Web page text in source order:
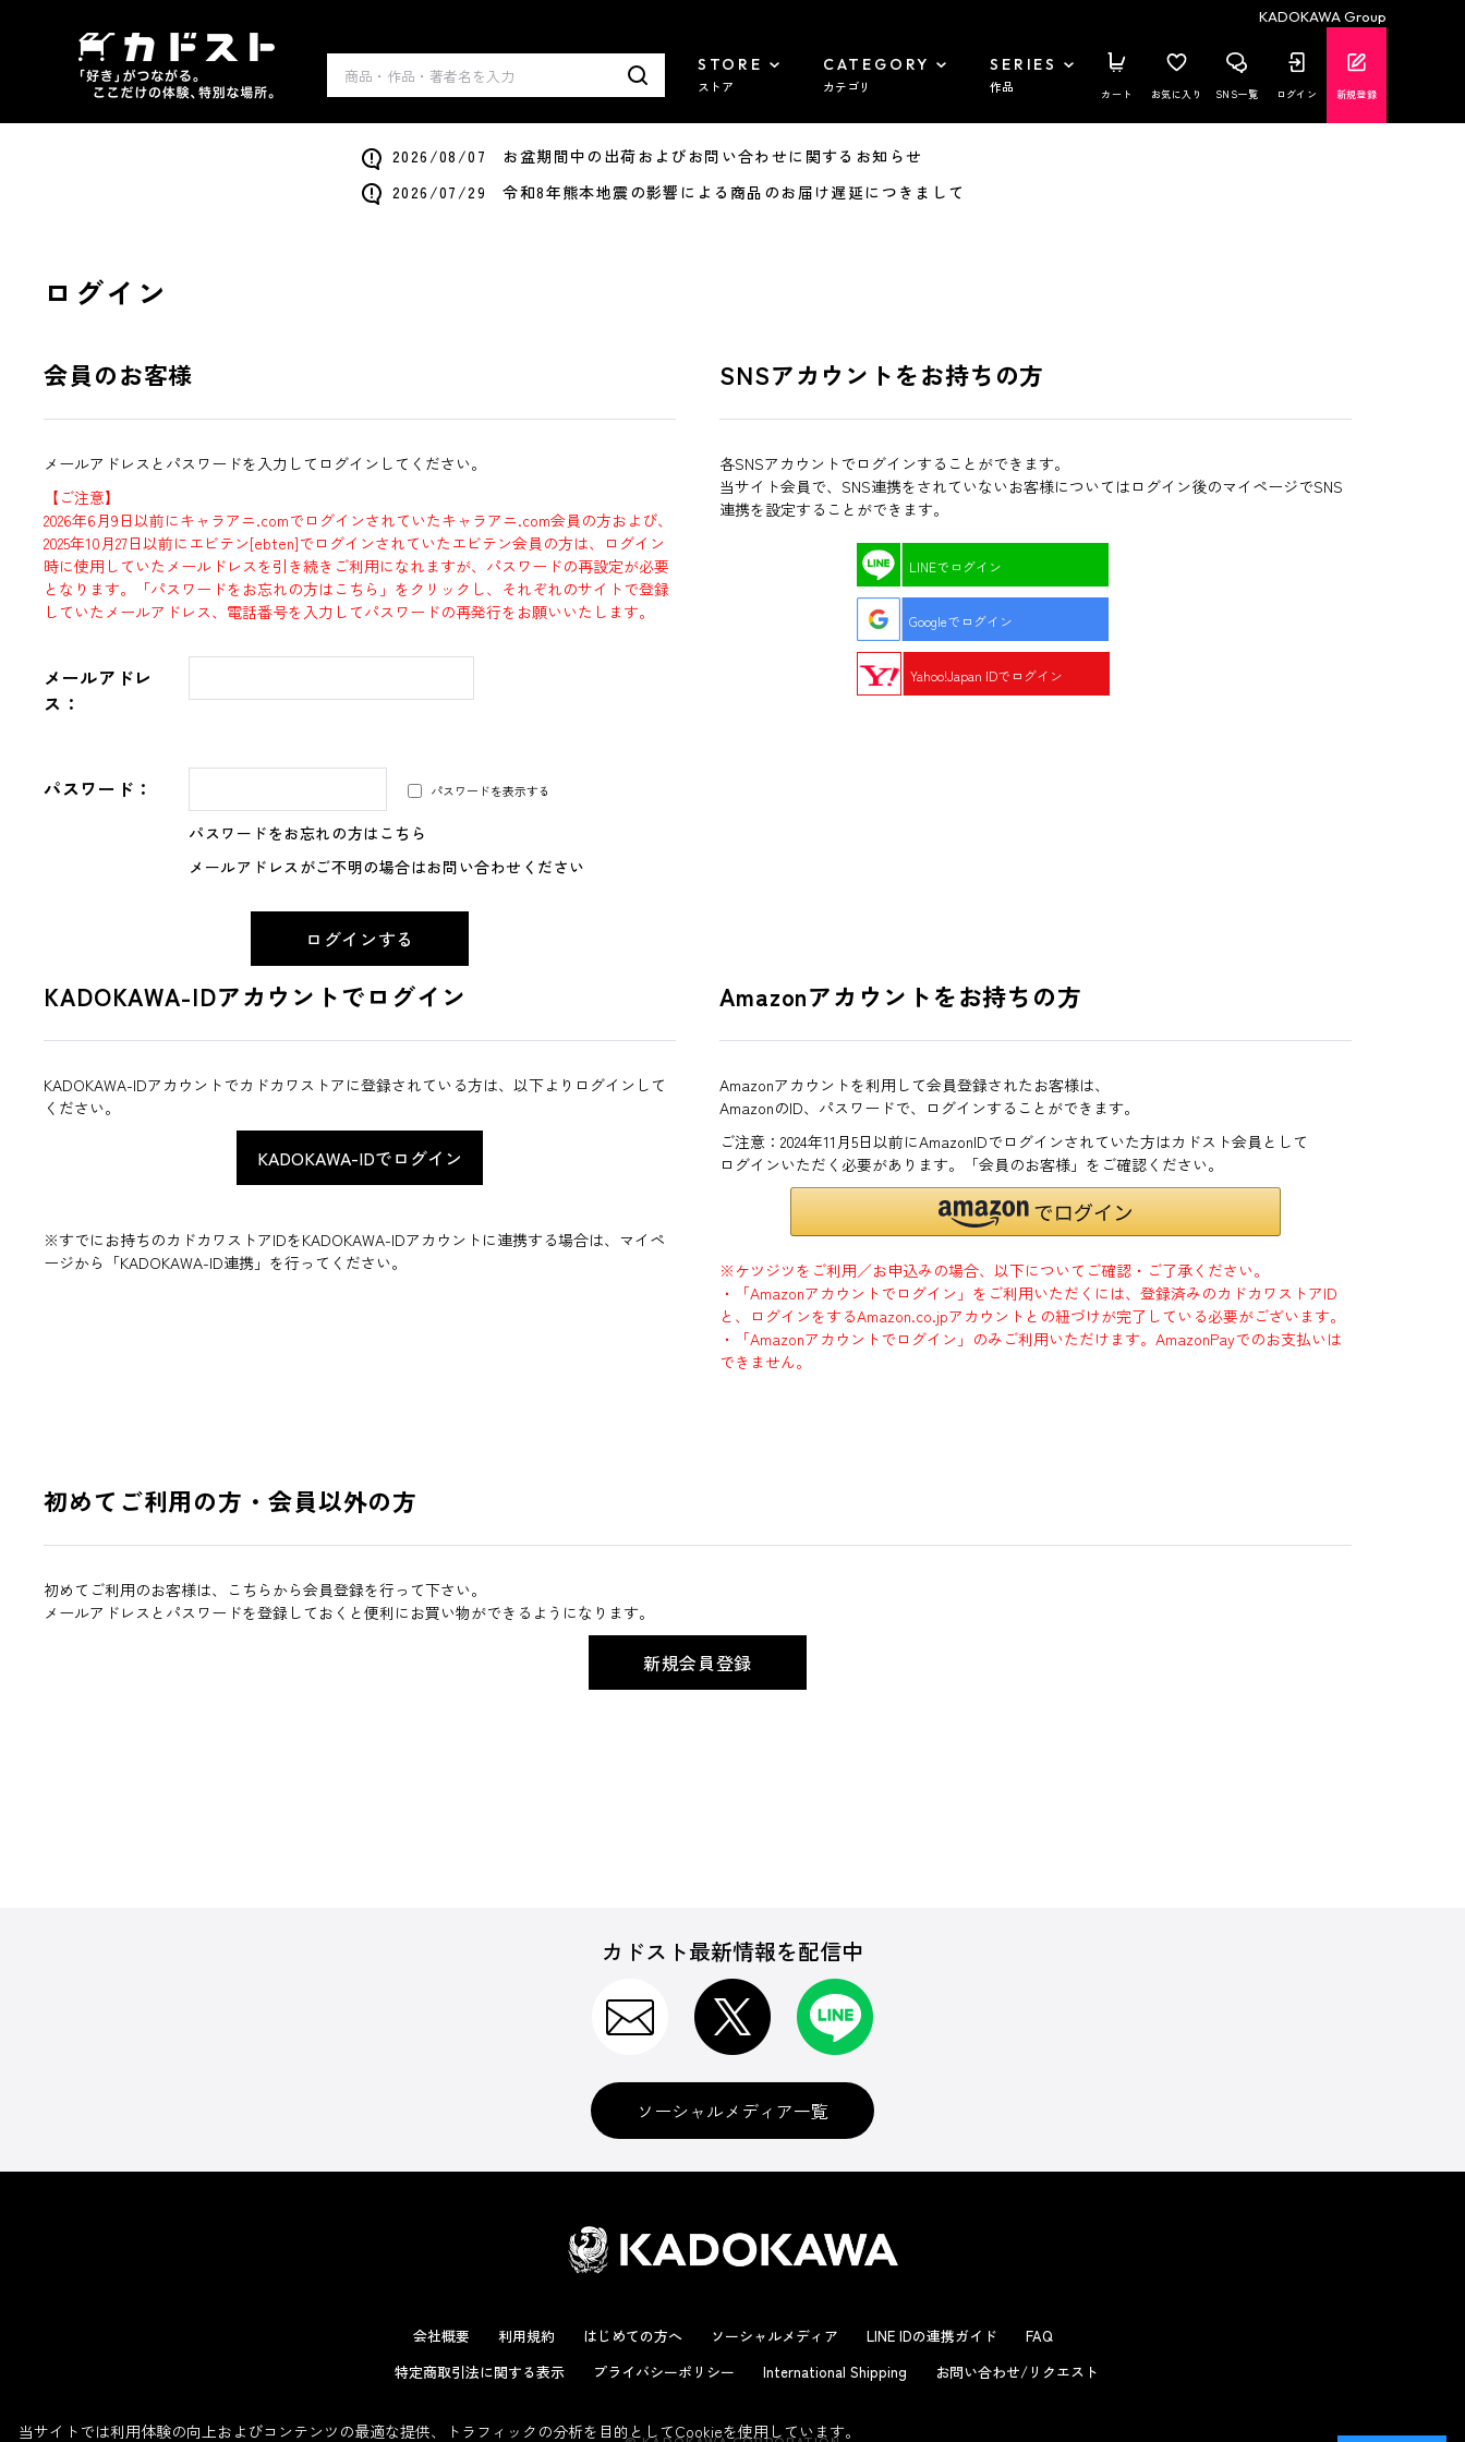
KADOKAWA Group
STORE
ストア
CATEGORY
カテゴリ
SERIES
作品 カート お気に入り SNS一覧 ログイン 新規登録
2026/08/07 お盆期間中の出荷およびお問い合わせに関するお知らせ
2026/07/29 令和8年熊本地震の影響による商品のお届け遅延につきまして
ログイン
会員のお客様
メールアドレスとパスワードを入力してログインしてください。
【ご注意】
2026年6月9日以前にキャラアニ.comでログインされていたキャラアニ.com会員の方および、
2025年10月27日以前にエビテン[ebten]でログインされていたエビテン会員の方は、ログイン
時に使用していたメールドレスを引き続きご利用になれますが、パスワードの再設定が必要
となります。「パスワードをお忘れの方はこちら」をクリックし、それぞれのサイトで登録
していたメールアドレス、電話番号を入力してパスワードの再発行をお願いいたします。
メールアドレ
ス：
パスワード： パスワードを表示する
パスワードをお忘れの方はこちら
メールアドレスがご不明の場合はお問い合わせください
KADOKAWA-IDアカウントでログイン
KADOKAWA-IDアカウントでカドカワストアに登録されている方は、以下よりログインして
ください。
※すでにお持ちのカドカワストアIDをKADOKAWA-IDアカウントに連携する場合は、マイペ
ージから「KADOKAWA-ID連携」を行ってください。
SNSアカウントをお持ちの方
各SNSアカウントでログインすることができます。
当サイト会員で、SNS連携をされていないお客様についてはログイン後のマイページでSNS
連携を設定することができます。
LINEでログイン
Googleでログイン
Yahoo!Japan IDでログイン
Amazonアカウントをお持ちの方
Amazonアカウントを利用して会員登録されたお客様は、
AmazonのID、パスワードで、ログインすることができます。
ご注意：2024年11月5日以前にAmazonIDでログインされていた方はカドスト会員として
ログインいただく必要があります。「会員のお客様」をご確認ください。
※ケツジツをご利用／お申込みの場合、以下についてご確認・ご了承ください。
・「Amazonアカウントでログイン」をご利用いただくには、登録済みのカドカワストアID
と、ログインをするAmazon.co.jpアカウントとの紐づけが完了している必要がございます。
・「Amazonアカウントでログイン」のみご利用いただけます。AmazonPayでのお支払いは
できません。
初めてご利用の方・会員以外の方
初めてご利用のお客様は、こちらから会員登録を行って下さい。
メールアドレスとパスワードを登録しておくと便利にお買い物ができるようになります。
カドスト最新情報を配信中
ソーシャルメディア一覧
会社概要 利用規約 はじめての方へ ソーシャルメディア LINE IDの連携ガイド
FAQ
特定商取引法に関する表示
プライバシーポリシー International Shipping お問い合わせ/リクエスト
当サイトでは利用体験の向上およびコンテンツの最適な提供、トラフィックの分析を目的としてCookieを使用しています。